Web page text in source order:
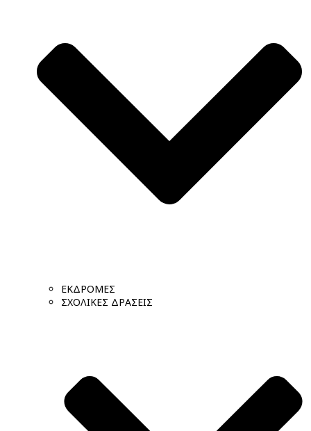
ΕΚΔΡΟΜΕΣ
ΣΧΟΛΙΚΕΣ ΔΡΑΣΕΙΣ